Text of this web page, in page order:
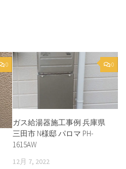
0 0
ガス給湯器施工事例 兵庫県
三田市 N様邸 パロマ PH-
1615AW
12月 7, 2022